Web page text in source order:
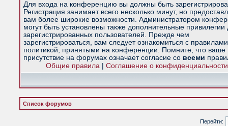
Для входа на конференцию вы должны быть
Регистрация занимает всего несколько минут, но
вам более широкие возможности. Администратором
могут быть установлены также дополнительные привилегии
зарегистрированных пользователей. Прежде чем
зарегистрироваться, вам следует ознакомиться с
политикой, принятыми на конференции. Помните, что ваше
присутствие на форумах означает согласие со всеми
Общие правила| Соглашение о конфиденциальности
Список форумов
Перейти: